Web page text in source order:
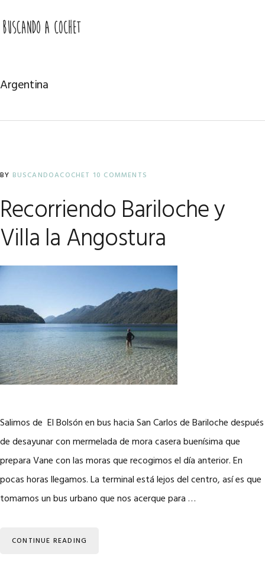
to
primary
to
main
to
primary
Argentina
BY BUSCANDOACOCHET 10 COMMENTS
Recorriendo Bariloche y
Villa la Angostura
Salimos de El Bolsón en bus hacia San Carlos de Bariloche después
de desayunar con mermelada de mora casera buenísima que
prepara Vane con las moras que recogimos el día anterior. En
pocas horas llegamos. La terminal está lejos del centro, así es que
tomamos un bus urbano que nos acerque para …
CONTINUE READING